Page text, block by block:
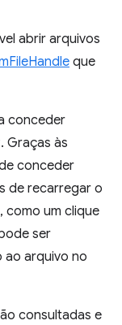
abrir arquivos
que
conceder
Graças às
conceder
de recarregar o
como um clique
ser
ao arquivo no
consultadas e